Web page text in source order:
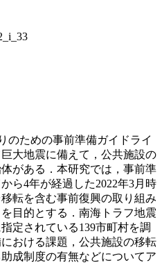
ための事前準備ガイドライ
大地震に備えて，公共施設の
がある．本研究では，事前準
ら4年が経過した2022年3月時
転を含む事前復興の取り組み
目的とする．南海トラフ地震
定されている139市町村を調
おける課題，公共施設の移転
成制度の有無などについてア